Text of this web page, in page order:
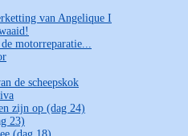
van Angelique I
motorreparatie...
de scheepskok
zijn op (dag 24)
23)